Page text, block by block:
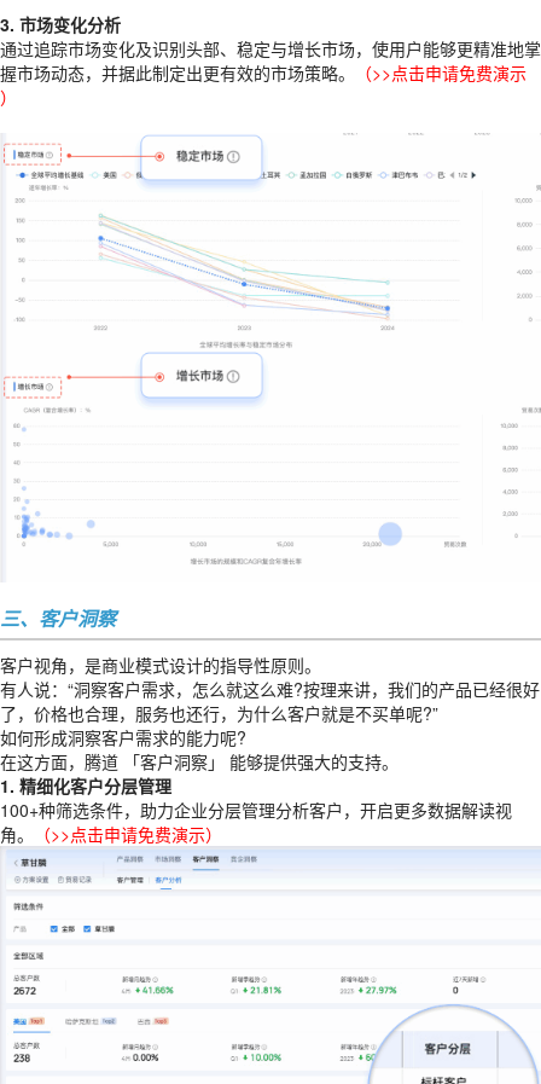
3. 市场变化分析
通过追踪市场变化及识别头部、稳定与增长市场，使用户能够更精准地掌
握市场动态，并据此制定出更有效的市场策略。
（>>点击申请免费演示
）
三、客户洞察
客户视角，是商业模式设计的指导性原则。
有人说：“洞察客户需求，怎么就这么难?按理来讲，我们的产品已经很好
了，价格也合理，服务也还行，为什么客户就是不买单呢?”
如何形成洞察客户需求的能力呢?
在这方面，腾道 「客户洞察」 能够提供强大的支持。
1. 精细化客户分层管理
100+种筛选条件，助力企业分层管理分析客户，开启更多数据解读视
角。
（>>点击申请免费演示）